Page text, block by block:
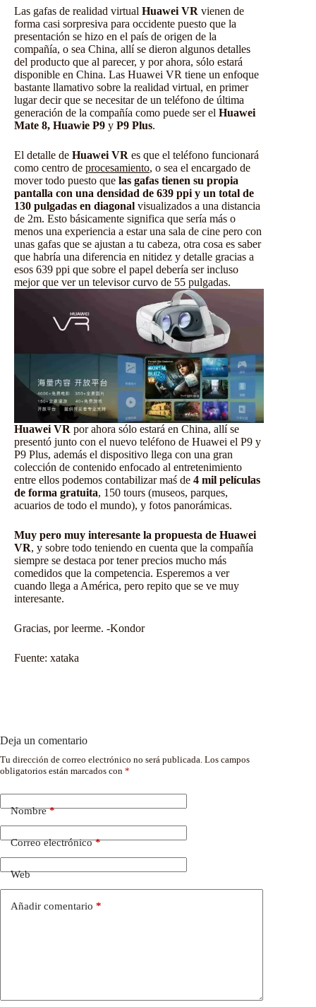
Las gafas de realidad virtual Huawei VR vienen de
forma casi sorpresiva para occidente puesto que la
presentación se hizo en el país de origen de la
compañía, o sea China, allí se dieron algunos detalles
del producto que al parecer, y por ahora, sólo estará
disponible en China. Las Huawei VR tiene un enfoque
bastante llamativo sobre la realidad virtual, en primer
lugar decir que se necesitar de un teléfono de última
generación de la compañía como puede ser el Huawei
Mate 8, Huawie P9 y P9 Plus.
El detalle de Huawei VR es que el teléfono funcionará
como centro de procesamiento, o sea el encargado de
mover todo puesto que las gafas tienen su propia
pantalla con una densidad de 639 ppi y un total de
130 pulgadas en diagonal visualizados a una distancia
de 2m. Esto básicamente significa que sería más o
menos una experiencia a estar una sala de cine pero con
unas gafas que se ajustan a tu cabeza, otra cosa es saber
que habría una diferencia en nitidez y detalle gracias a
esos 639 ppi que sobre el papel debería ser incluso
mejor que ver un televisor curvo de 55 pulgadas.
Huawei VR por ahora sólo estará en China, allí se
presentó junto con el nuevo teléfono de Huawei el P9 y
P9 Plus, además el dispositivo llega con una gran
colección de contenido enfocado al entretenimiento
entre ellos podemos contabilizar maś de 4 mil películas
de forma gratuita, 150 tours (museos, parques,
acuarios de todo el mundo), y fotos panorámicas.
Muy pero muy interesante la propuesta de Huawei
VR, y sobre todo teniendo en cuenta que la compañía
siempre se destaca por tener precios mucho más
comedidos que la competencia. Esperemos a ver
cuando llega a América, pero repito que se ve muy
interesante.
Gracias, por leerme. -Kondor
Fuente: xataka
Deja un comentario
Tu dirección de correo electrónico no será publicada. Los campos
obligatorios están marcados con *
Nombre*
Correo electrónico*
Web
Añadir comentario *